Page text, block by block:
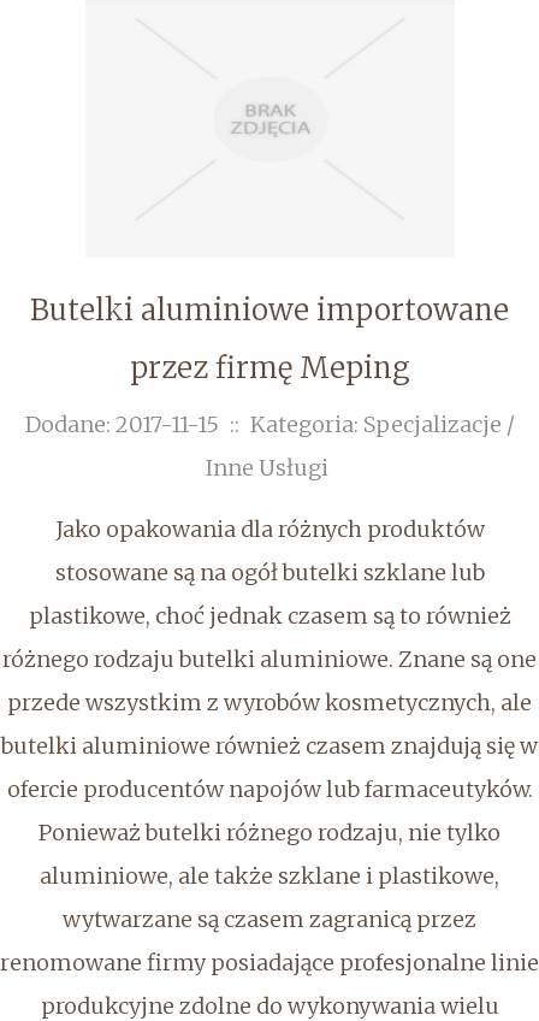
Butelki aluminiowe importowane
przez firmę Meping
Dodane: 2017-11-15 :: Kategoria: Specjalizacje /
Inne Usługi
Jako opakowania dla różnych produktów
stosowane są na ogół butelki szklane lub
plastikowe, choć jednak czasem są to również
różnego rodzaju butelki aluminiowe. Znane są one
przede wszystkim z wyrobów kosmetycznych, ale
butelki aluminiowe również czasem znajdują się w
ofercie producentów napojów lub farmaceutyków.
Ponieważ butelki różnego rodzaju, nie tylko
aluminiowe, ale także szklane i plastikowe,
wytwarzane są czasem zagranicą przez
renomowane firmy posiadające profesjonalne linie
produkcyjne zdolne do wykonywania wielu